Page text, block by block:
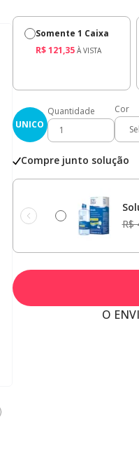
Somente 1 Caixa
R$ 121,35 À VISTA
UNICO
Quantidade Cor
Compre junto solução
R$
O